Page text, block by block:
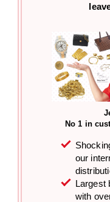
No 1 in
our
Largest
with